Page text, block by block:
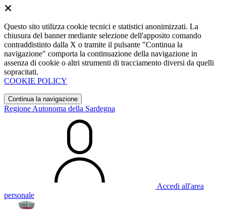
Questo sito utilizza cookie tecnici e statistici anonimizzati. La
chiusura del banner mediante selezione dell'apposito comando
contraddistinto dalla X o tramite il pulsante "Continua la
navigazione" comporta la continuazione della navigazione in
assenza di cookie o altri strumenti di tracciamento diversi da quelli
sopracitati.
COOKIE POLICY
Continua la navigazione
Regione Autonoma della Sardegna
Accedi all'area
personale